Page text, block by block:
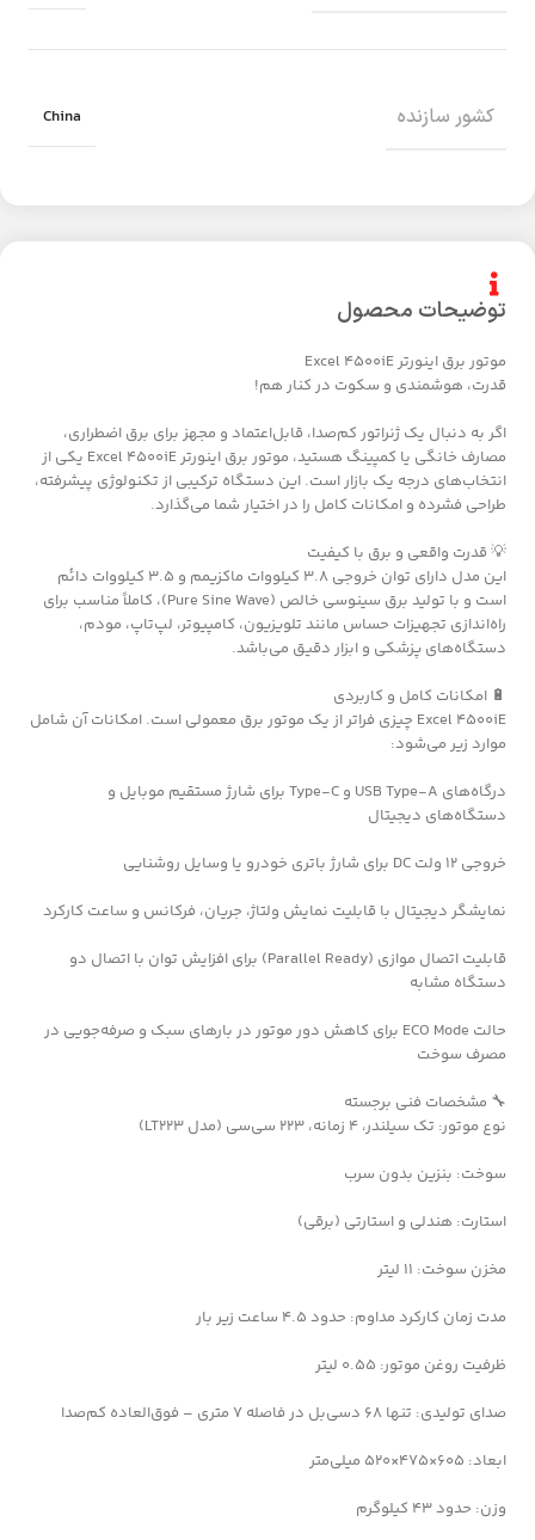
توضیحات محصول
موتور برق اینورتر Excel 4500iE
قدرت، هوشمندی و سکوت در کنار هم!
اگر به دنبال یک ژنراتور کم‌صدا، قابل‌اعتماد و مجهز برای برق اضطراری،
مصارف خانگی یا کمپینگ هستید، موتور برق اینورتر Excel 4500iE یکی از
انتخاب‌های درجه یک بازار است. این دستگاه ترکیبی از تکنولوژی پیشرفته،
طراحی فشرده و امکانات کامل را در اختیار شما می‌گذارد.
💡 قدرت واقعی و برق با کیفیت
این مدل دارای توان خروجی 3.8 کیلووات ماکزیمم و 3.5 کیلووات دائم
است و با تولید برق سینوسی خالص (Pure Sine Wave)، کاملاً مناسب برای
راه‌اندازی تجهیزات حساس مانند تلویزیون، کامپیوتر، لپ‌تاپ، مودم،
دستگاه‌های پزشکی و ابزار دقیق می‌باشد.
🔋 امکانات کامل و کاربردی
Excel 4500iE چیزی فراتر از یک موتور برق معمولی است. امکانات آن شامل
موارد زیر می‌شود:
درگاه‌های USB Type-A و Type-C برای شارژ مستقیم موبایل و
دستگاه‌های دیجیتال
خروجی 12 ولت DC برای شارژ باتری خودرو یا وسایل روشنایی
نمایشگر دیجیتال با قابلیت نمایش ولتاژ، جریان، فرکانس و ساعت کارکرد
قابلیت اتصال موازی (Parallel Ready) برای افزایش توان با اتصال دو
دستگاه مشابه
حالت ECO Mode برای کاهش دور موتور در بارهای سبک و صرفه‌جویی در
مصرف سوخت
🔧 مشخصات فنی برجسته
نوع موتور: تک سیلندر، 4 زمانه، 223 سی‌سی (مدل LT223)
سوخت: بنزین بدون سرب
استارت: هندلی و استارتی (برقی)
مخزن سوخت: 11 لیتر
مدت زمان کارکرد مداوم: حدود 4.5 ساعت زیر بار
ظرفیت روغن موتور: 0.55 لیتر
صدای تولیدی: تنها 68 دسی‌بل در فاصله 7 متری – فوق‌العاده کم‌صدا
ابعاد: 605×475×520 میلی‌متر
وزن: حدود 43 کیلوگرم
کشور سازنده China